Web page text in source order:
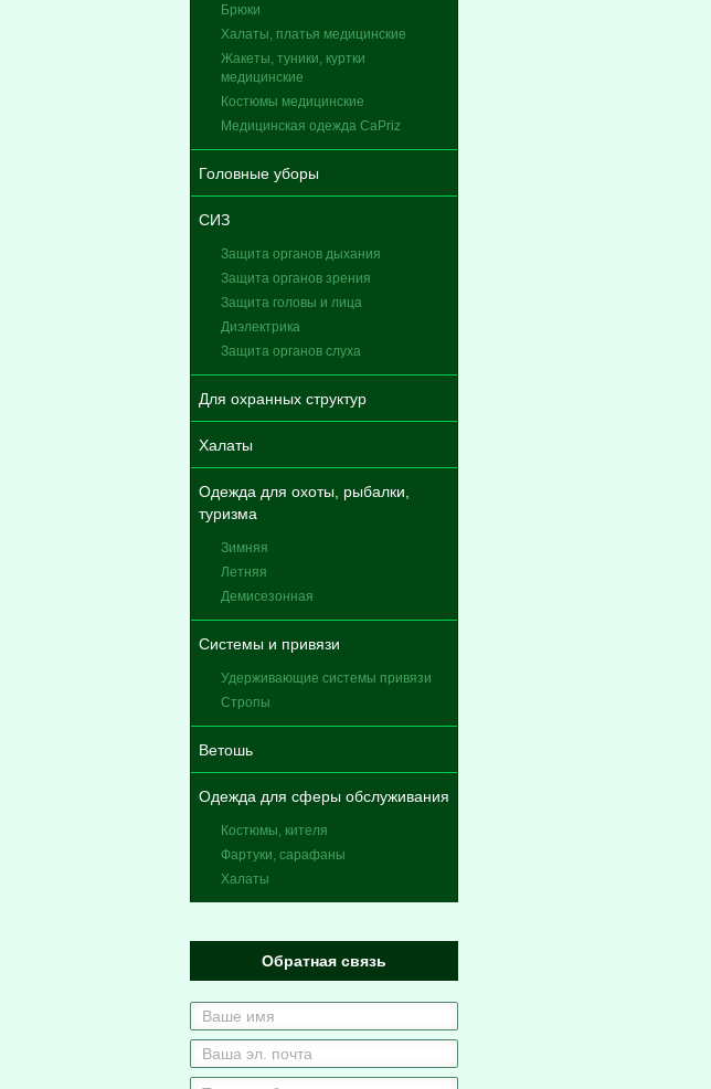
Брюки
Халаты, платья медицинские
Жакеты, туники, куртки
медицинские
Костюмы медицинские
Медицинская одежда CaPriz
Головные уборы
СИЗ
Защита органов дыхания
Защита органов зрения
Защита головы и лица
Диэлектрика
Защита органов слуха
Для охранных структур
Халаты
Одежда для охоты, рыбалки,
туризма
Зимняя
Летняя
Демисезонная
Системы и привязи
Удерживающие системы привязи
Стропы
Ветошь
Одежда для сферы обслуживания
Костюмы, кителя
Фартуки, сарафаны
Халаты
Обратная связь